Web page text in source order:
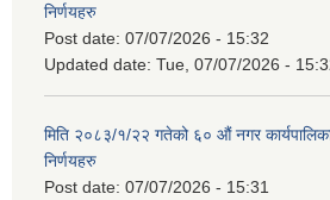
निर्णयहरु
Post date: 07/07/2026 - 15:32
Updated date: Tue, 07/07/2026 -
मिति २०८३/१/२२ गतेको ६० औं नगर
निर्णयहरु
Post date: 07/07/2026 - 15:31